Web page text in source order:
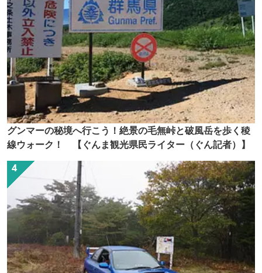
グンマーの秘境へ行こう！絶景の毛無峠と破風岳を歩く稜
線ウォーク！ 【ぐんま観光県民ライター（ぐん記者）】